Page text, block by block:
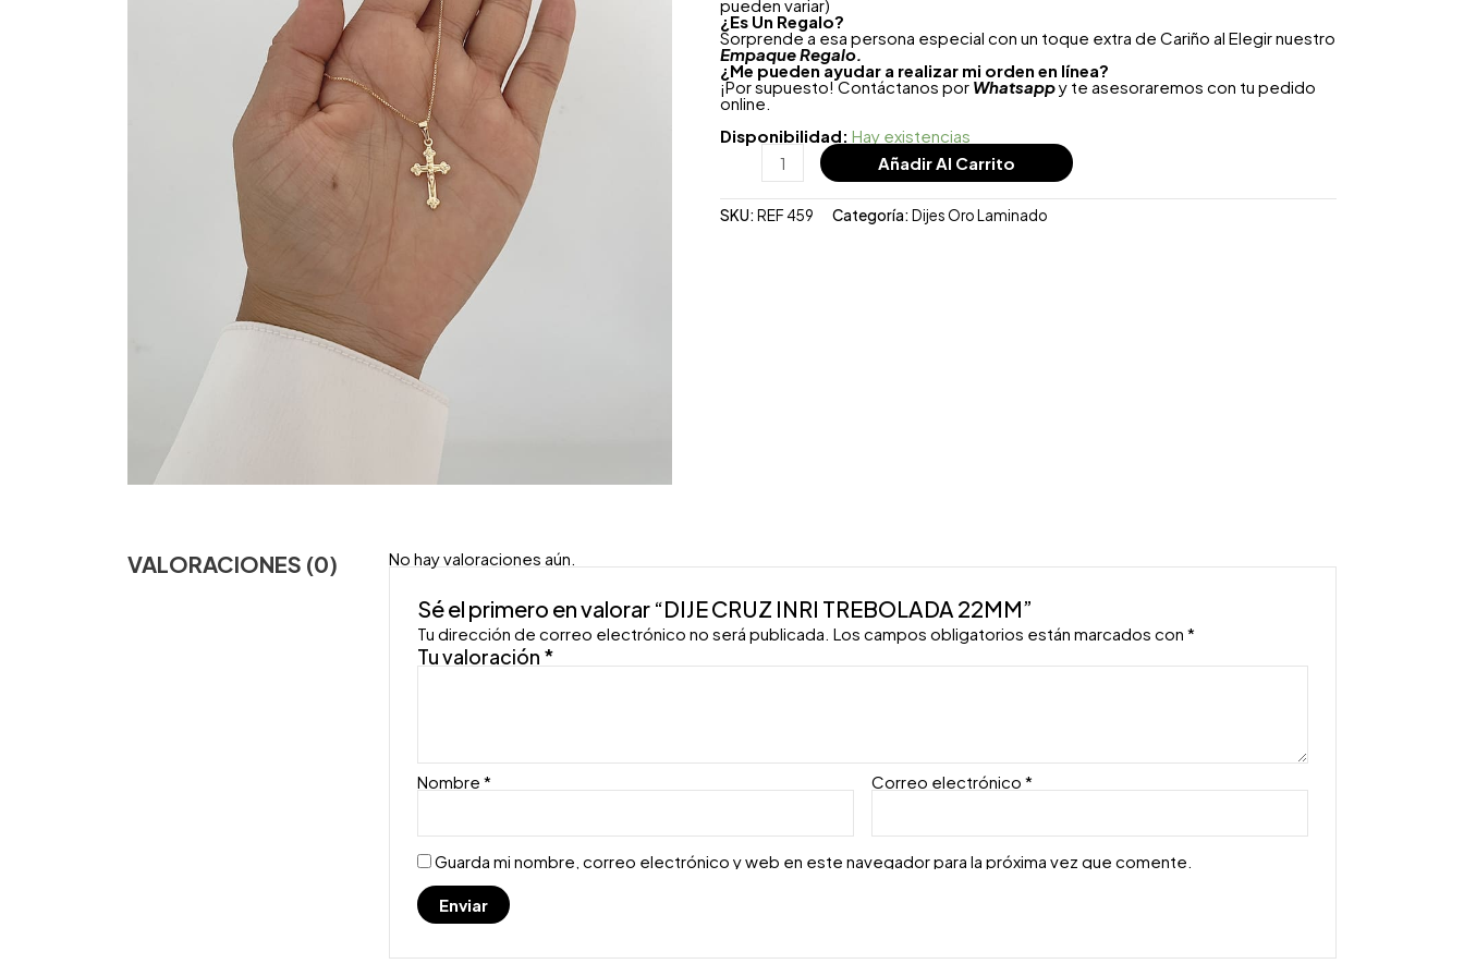
pueden variar)
¿ Es Un Regalo?
Sorprende a esa persona especial con un toque extra de Cariño al Elegir nuestro
Empaque Regalo.
¿Me pueden ayudar a realizar mi orden en línea?
¡Por supuesto! Contáctanos por Whatsappy te asesoraremos con tu pedido
online.
Disponibilidad: Hay existencias
Añadir Al Carrito
SKU: REF 459 Categoría: Dijes Oro Laminado
VALORACIONES (0) No hay valoraciones aún.
Sé el primero en valorar “DIJE CRUZ INRI TREBOLADA 22MM”
Tu dirección de correo electrónico no será publicada. Los campos obligatorios están marcados con*
Tu valoración *
Nombre* Correo electrónico*
Guarda mi nombre, correo electrónico y web en este navegador para la próxima vez que comente.